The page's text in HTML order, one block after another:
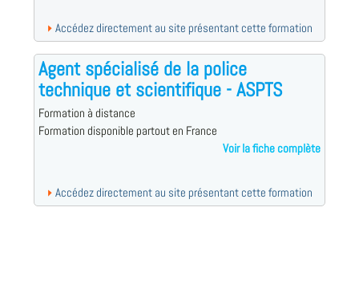
Accédez directement au site présentant cette formation
Agent spécialisé de la police
technique et scientifique - ASPTS
Formation à distance
Formation disponible partout en France
Voir la fiche complète
Accédez directement au site présentant cette formation